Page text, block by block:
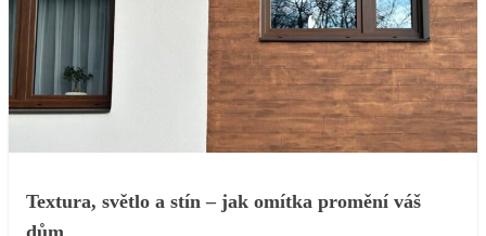
Textura, světlo a stín – jak omítka promění váš
dům